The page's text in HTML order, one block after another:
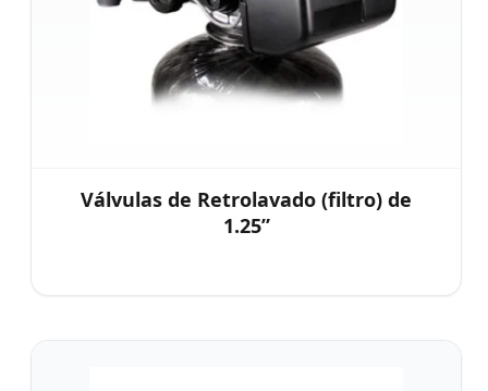
Válvulas de Retrolavado (filtro) de
1.25”